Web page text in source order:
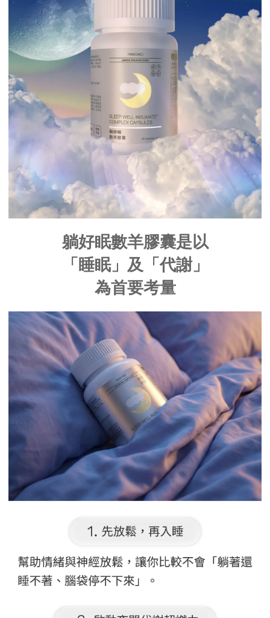
躺好眠數羊膠囊是以
「睡眠」及「代謝」
為首要考量